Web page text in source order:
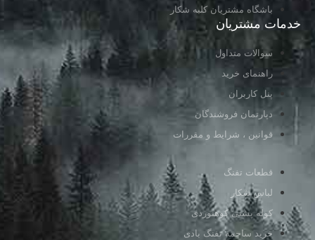
باشگاه مشتریان کلبه شکار
خدمات مشتریان
سوالات متداول
راهنمای خرید
پنل کاربران
دپارتمان فروشندگان
قوانین ، شرایط و مقررات
قطعات تفنگ
لباس شکار
کوله پشتی کوهنوردی
خرید ساچمه تفنگ بادی